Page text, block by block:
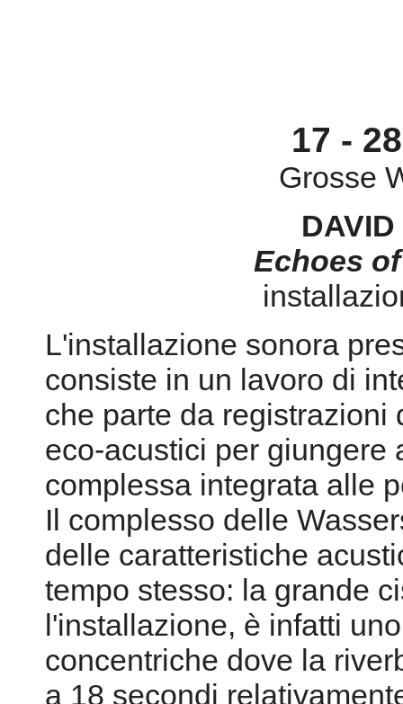
17 -
Grosse
Echoes
L'installazione sonora
consiste in un lavoro di
che parte da registrazioni
eco-acustici per giungere
complessa integrata alle
Il complesso delle
delle caratteristiche
tempo stesso: la grande
l'installazione, è infatti
concentriche dove la
a 18 secondi